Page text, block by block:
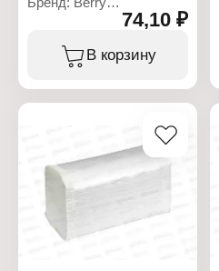
Линейка: Classic
Тип товара: Полотенца
бумажные
Вариация: двухслойные
Тип сложения бумаги:
74,10 ₽
В корзину